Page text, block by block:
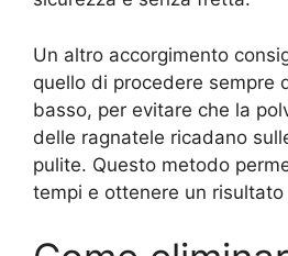
Un altro accorgimento
quello di procedere sempre
basso, per evitare che la
delle ragnatele ricadano
pulite. Questo metodo
tempi e ottenere un